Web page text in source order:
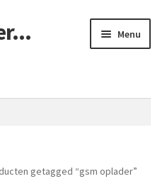
Menu
getagged “gsm oplader”